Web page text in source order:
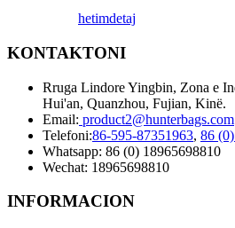
hetimdetaj
KONTAKTONI
Rruga Lindore Yingbin, Zona e
Hui'an, Quanzhou, Fujian, Kinë.
Email: product2@hunterbags.com
Telefoni:86-595-87351963, 86
Whatsapp: 86 (0) 18965698810
Wechat: 18965698810
INFORMACION